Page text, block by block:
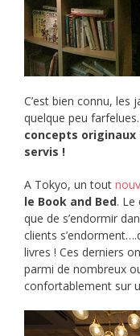
C’est bien connu,
quelque peu
concepts originaux
servis !
A Tokyo, un tout
le Book and Bed.
que de s’endormir
clients
livres ! Ces derniers
parmi de nombreux
confortablement sur